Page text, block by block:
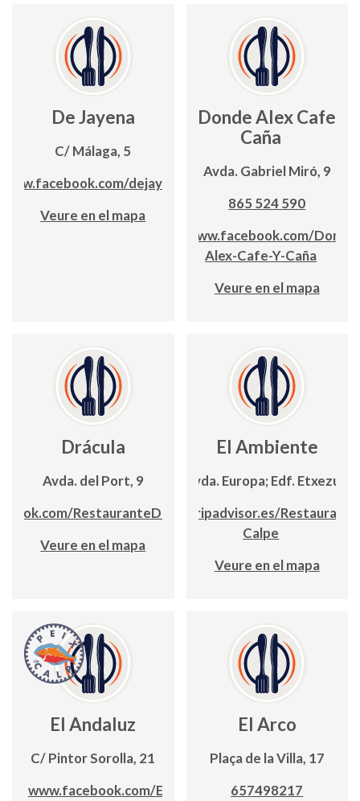
De Jayena
C/ Málaga, 5
www.facebook.com/dejayena
Veure en el mapa
Donde Alex Cafe y
Caña
Avda. Gabriel Miró, 9
865 524 590
www.facebook.com/Donde-
Alex-Cafe-Y-Caña
Veure en el mapa
Drácula
Avda. del Port, 9
RestauranteDraculaCalpe/
Veure en el mapa
El Ambiente
Avda. Europa; Edf. Etxezuri
https://www.tripadvisor.es/
Calpe
Veure en el mapa
El Andaluz
C/ Pintor Sorolla, 21
www.facebook.com/El-
El Arco
Plaça de la Villa, 17
657498217